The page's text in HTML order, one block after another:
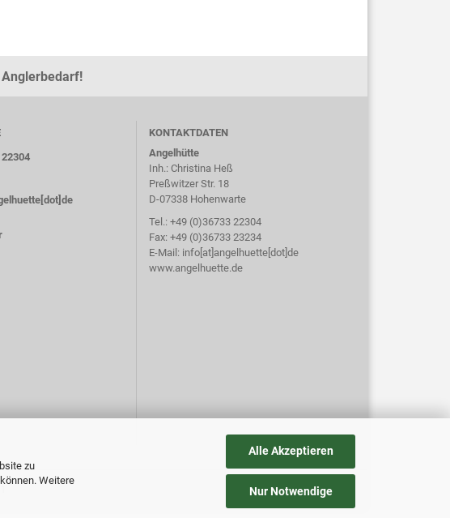
zu
Weitere
Alle Akzeptieren
Nur Notwendige
KONTAKTDATEN
Angelhütte
Inh.: Christina Heß
Preßwitzer Str. 18
D-07338 Hohenwarte
Tel.: +49 (0)36733 22304
Fax: +49 (0)36733 23234
E-Mail: info[at]angelhuette[dot]de
www.angelhuette.de